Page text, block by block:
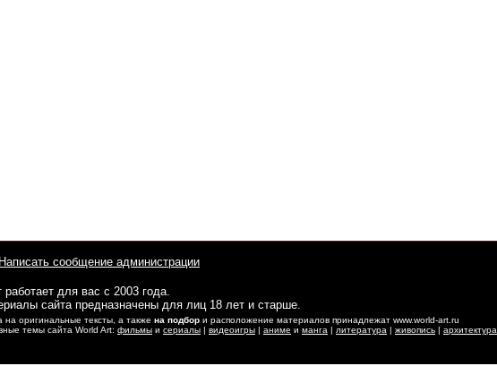
Написать сообщение администрации
работает для вас с 2003 года.
сайта предназначены для лиц 18 лет и старше.
на оригинальные тексты, а также на подбор и расположение материалов принадлежат www.world-art.ru
темы сайта World Art: фильмы и сериалы | видеоигры | аниме и манга | литература | живопись | архитектура